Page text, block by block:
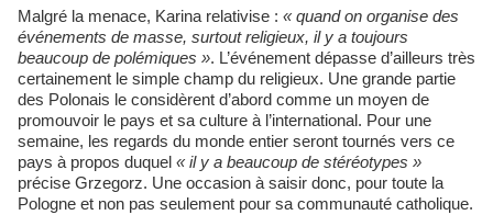
Malgré la menace, Karina relativise : « quand on organise des
événements de masse, surtout religieux, il y a toujours
beaucoup de polémiques ». L’événement dépasse d’ailleurs très
certainement le simple champ du religieux. Une grande partie
des Polonais le considèrent d’abord comme un moyen de
promouvoir le pays et sa culture à l’international. Pour une
semaine, les regards du monde entier seront tournés vers ce
pays à propos duquel « il y a beaucoup de stéréotypes »
précise Grzegorz. Une occasion à saisir donc, pour toute la
Pologne et non pas seulement pour sa communauté catholique.